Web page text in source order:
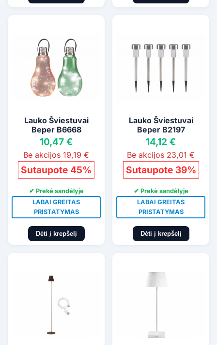
Lauko Šviestuvai
Beper B6668
10,47 €
Be akcijos 19,19 €
Sutaupote 45%
✔ Prekė sandėlyje
LABAI GREITAS
PRISTATYMAS
Dėti į krepšelį
Lauko Šviestuvai
Beper B2197
14,12 €
Be akcijos 23,01 €
Sutaupote 39%
✔ Prekė sandėlyje
LABAI GREITAS
PRISTATYMAS
Dėti į krepšelį